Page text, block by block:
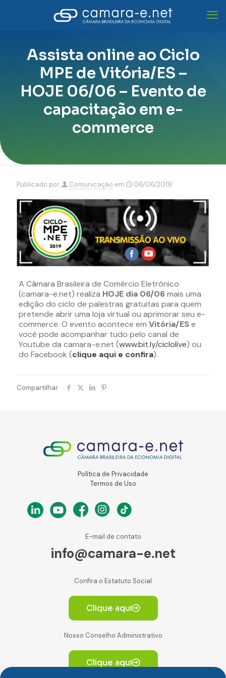
Assista online ao Ciclo
MPE de Vitória/ES –
HOJE 06/06 – Evento de
capacitação em e-
commerce
Publicado por Comunicação em 06/06/2019
A Câmara Brasileira de Comércio Eletrônico
(camara-e.net) realiza HOJE dia 06/06 mais uma
edição do ciclo de palestras gratuitas para quem
pretende abrir uma loja virtual ou aprimorar seu e-
commerce. O evento acontece em Vitória/ES e
você pode acompanhar tudo pelo canal de
Youtube da camara-e.net (www.bit.ly/ciclolive) ou
do Facebook (clique aqui e confira).
Compartilhar
Política de Privacidade
Termos de Uso
E-mail de contato
info@camara-e.net
Confira o Estatuto Social
Clique aqui
Nosso Conselho Administrativo
Clique aqui